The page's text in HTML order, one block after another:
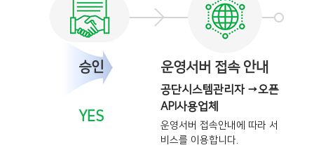
승인
YES
운영서버 접속 안내
공단시스템관리자 →오픈
API사용업체
운영서버 접속안내에 따라 서
비스를 이용합니다.